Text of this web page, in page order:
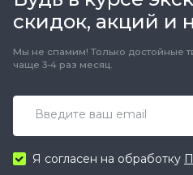
скидок, акций и
Мы не спамим! Только достойные
чаще 3-4 раз месяц.
Я согласен на обработку